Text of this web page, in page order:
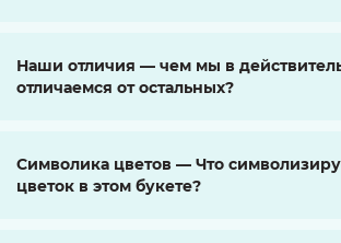
Наши отличия — чем мы в
отличаемся от остальных?
Символика цветов — Что
цветок в этом букете?